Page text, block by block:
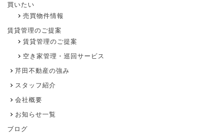
買いたい
売買物件情報
賃貸管理のご提案
賃貸管理のご提案
空き家管理・巡回サービス
芹田不動産の強み
スタッフ紹介
会社概要
お知らせ一覧
ブログ